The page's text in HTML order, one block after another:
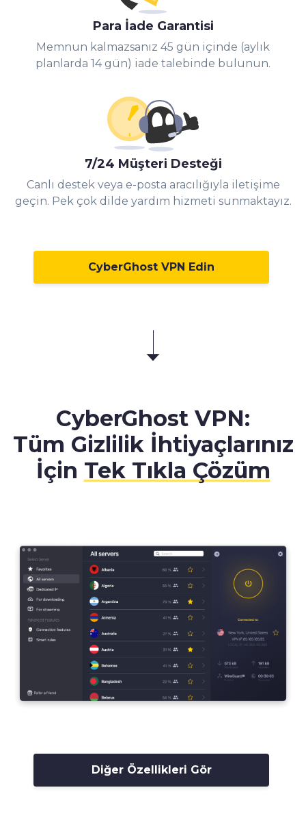
Para İade Garantisi
Memnun kalmazsanız 45 gün içinde (aylık
planlarda 14 gün) iade talebinde bulunun.
7/24 Müşteri Desteği
Canlı destek veya e-posta aracılığıyla iletişime
geçin. Pek çok dilde yardım hizmeti sunmaktayız.
CyberGhost VPN Edin
CyberGhost VPN:
Tüm Gizlilik İhtiyaçlarınız
İçin Tek Tıkla Çözüm
Diğer Özellikleri Gör